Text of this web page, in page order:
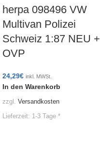
herpa 098496 VW
Multivan Polizei
Schweiz 1:87 NEU +
OVP
24,29€ inkl. MWSt.
In den Warenkorb
zzgl. Versandkosten
Lieferzeit: 1-3 Tage *